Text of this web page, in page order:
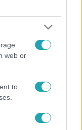
web or
to